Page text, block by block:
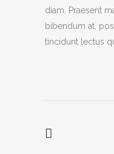
diam. Praesent
bibendum at,
tincidunt lectus